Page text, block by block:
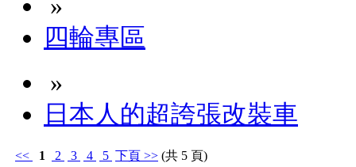
四輪專區
»
日本人的超誇張改裝車
<< 1 2 3 4 5 下頁 >> (共 5 頁)